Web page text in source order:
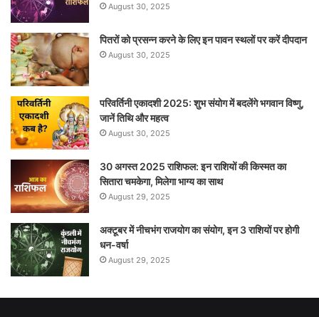
August 30, 2025
पितरों को प्रसन्न करने के लिए इन पावन स्थलों पर करें दीपदान
August 30, 2025
परिवर्तिनी एकादशी 2025: शुभ संयोग में बदलेंगे भगवान विष्णु,
जानें तिथि और महत्व
August 30, 2025
30 अगस्त 2025 राशिफल: इन राशियों की किस्मत का
सितारा चमकेगा, मिलेगा भाग्य का साथ
August 29, 2025
अक्टूबर में नीचभंग राजयोग का संयोग, इन 3 राशियों पर होगी
धन-वर्षा
August 29, 2025